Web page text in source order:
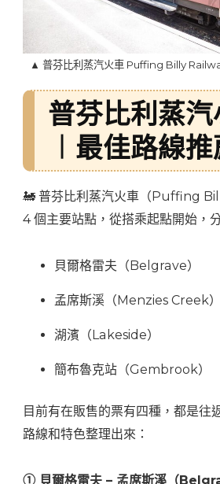
▲ 普芬比利蒸汽火車 Puffing Billy
普芬比利蒸
︱最佳路線
🚂 普芬比利蒸汽火車（Puffing
4 個主要站點，從搭乘起點開始，
貝爾格雷夫（Belgrave）
孟席斯溪（Menzies Creek）
湖濱（Lakeside）
簡布魯克站（Gembrook）
目前有在販售的票有四種，都是往
路線和特色整理出來：
① 貝爾格雷夫 – 孟席斯溪（